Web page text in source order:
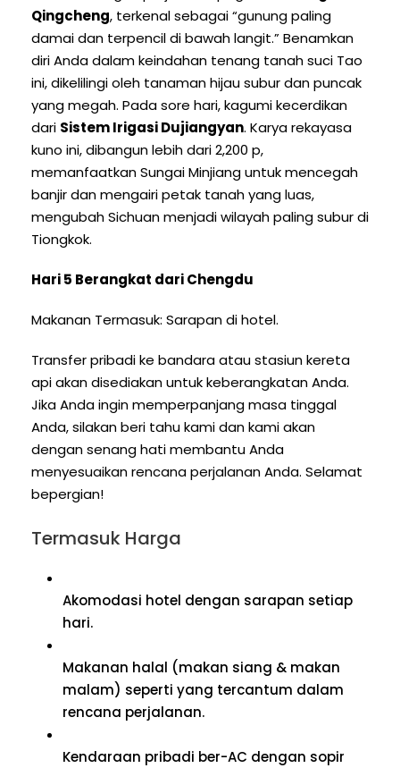
Qingcheng, terkenal sebagai “gunung paling
damai dan terpencil di bawah langit.” Benamkan
diri Anda dalam keindahan tenang tanah suci Tao
ini, dikelilingi oleh tanaman hijau subur dan puncak
yang megah. Pada sore hari, kagumi kecerdikan
dari Sistem Irigasi Dujiangyan. Karya rekayasa
kuno ini, dibangun lebih dari 2,200 p,
memanfaatkan Sungai Minjiang untuk mencegah
banjir dan mengairi petak tanah yang luas,
mengubah Sichuan menjadi wilayah paling subur di
Tiongkok.
Hari 5 Berangkat dari Chengdu
Makanan Termasuk: Sarapan di hotel.
Transfer pribadi ke bandara atau stasiun kereta
api akan disediakan untuk keberangkatan Anda.
Jika Anda ingin memperpanjang masa tinggal
Anda, silakan beri tahu kami dan kami akan
dengan senang hati membantu Anda
menyesuaikan rencana perjalanan Anda. Selamat
bepergian!
Termasuk Harga
Akomodasi hotel dengan sarapan setiap
hari.
Makanan halal (makan siang & makan
malam) seperti yang tercantum dalam
rencana perjalanan.
Kendaraan pribadi ber-AC dengan sopir